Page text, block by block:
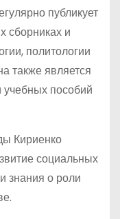
публикует
сборниках и
политологии
также является
учебных пособий
Кириенко
социальных
знания о роли